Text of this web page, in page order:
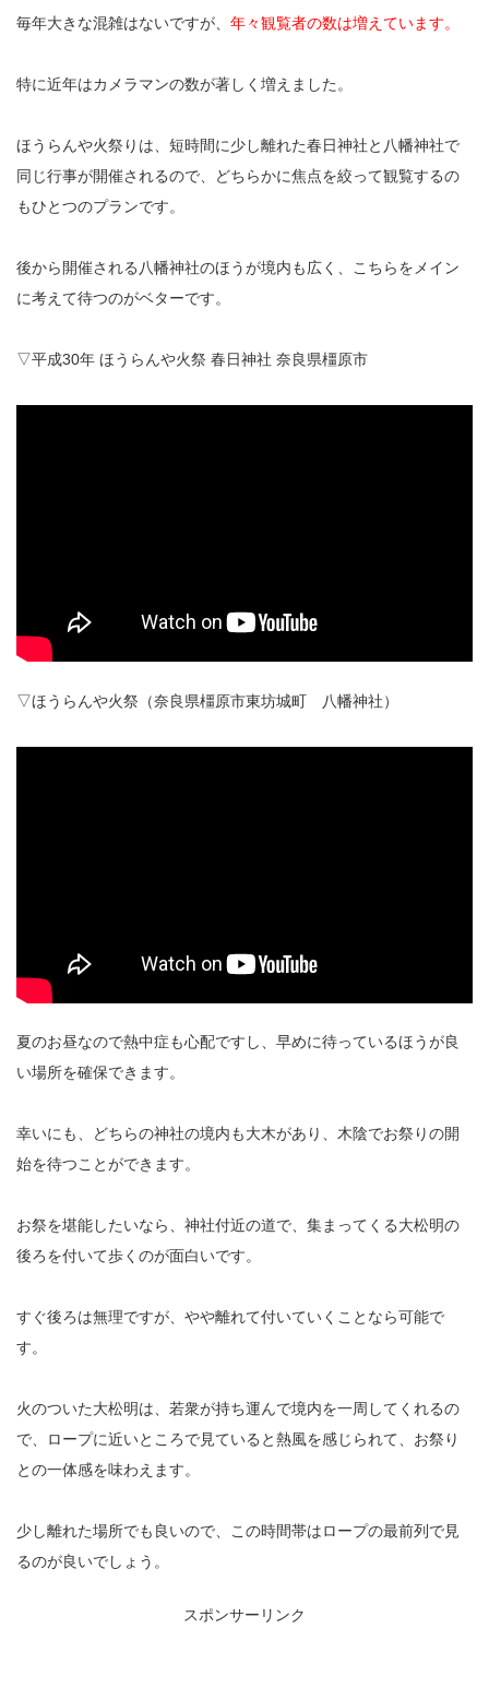
毎年大きな混雑はないですが、 年々観覧者の数は増えています。
特に近年はカメラマンの数が著しく増えました。
ほうらんや火祭りは、短時間に少し離れた春日神社と八幡神社で
同じ行事が開催されるので、どちらかに焦点を絞って観覧するの
もひとつのプランです。
後から開催される八幡神社のほうが境内も広く、こちらをメイン
に考えて待つのがベターです。
▽平成30年 ほうらんや火祭 春日神社 奈良県橿原市
▽ほうらんや火祭（奈良県橿原市東坊城町 八幡神社）
夏のお昼なので熱中症も心配ですし、早めに待っているほうが良
い場所を確保できます。
幸いにも、どちらの神社の境内も大木があり、木陰でお祭りの開
始を待つことができます。
お祭を堪能したいなら、神社付近の道で、集まってくる大松明の
後ろを付いて歩くのが面白いです。
すぐ後ろは無理ですが、やや離れて付いていくことなら可能で
す。
火のついた大松明は、若衆が持ち運んで境内を一周してくれるの
で、ロープに近いところで見ていると熱風を感じられて、お祭り
との一体感を味わえます。
少し離れた場所でも良いので、この時間帯はロープの最前列で見
るのが良いでしょう。
スポンサーリンク